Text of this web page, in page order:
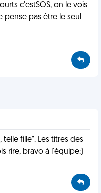
c'estSOS, on le vois
pense pas être le seul
telle fille". Les titres des
rire, bravo à l'équipe:)